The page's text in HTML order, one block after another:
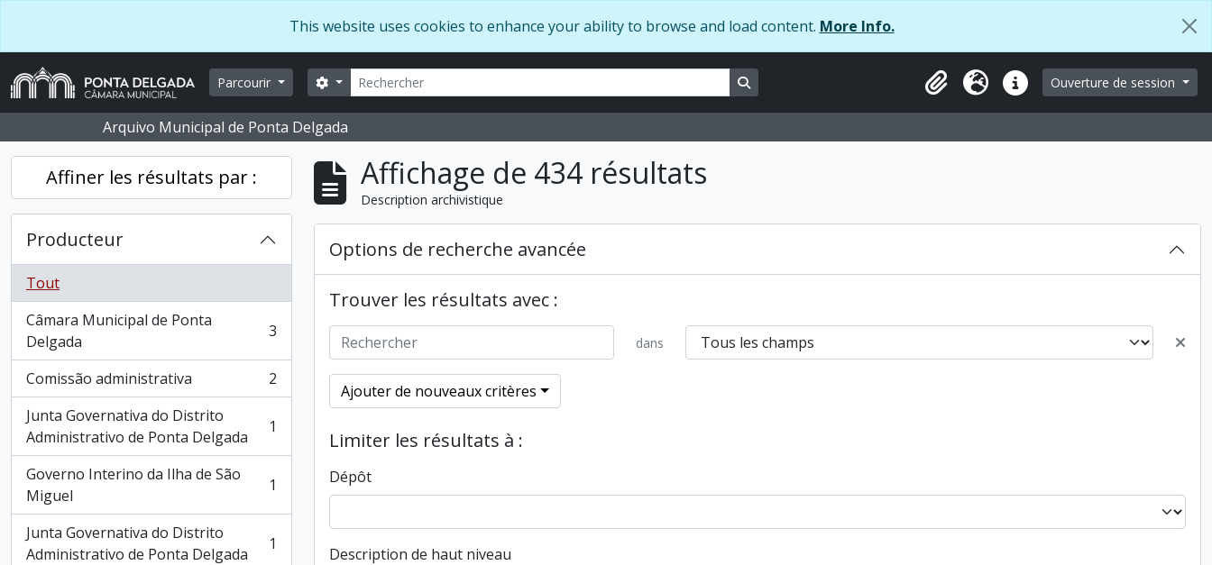
This website uses cookies to enhance your ability to browse and load content. More Info.
Parcourir Rechercher
Search options
Presse-papier
LangueLiens rapidesOuverture de session
Arquivo Municipal de Ponta Delgada
Affiner les résultats par :
Producteur
Tout
Câmara Municipal de Ponta
Delgada
, 3 résultats 3
Comissão administrativa
, 2 résultats
2
Junta Governativa do Distrito
Administrativo de Ponta Delgada
, 1 résultats 1
Governo Interino da Ilha de São
Miguel
, 1 résultats 1
Junta Governativa do Distrito
Administrativo de Ponta Delgada
, 1 résultats 1
Affichage de 434 résultats
Description archivistique
Options de recherche avancée
Trouver les résultats avec :
dans
Ajouter de nouveaux critères
Limiter les résultats à :
Dépôt
Description de haut niveau